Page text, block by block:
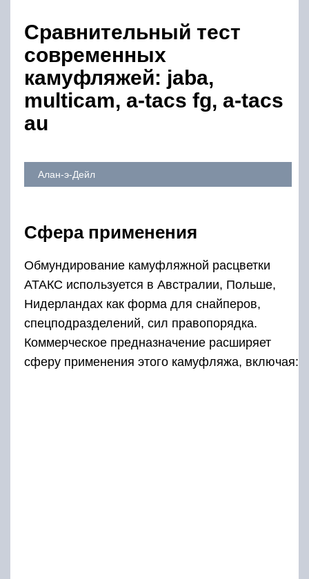
Сравнительный тест
современных
камуфляжей: jaba,
multicam, a-tacs fg, a-tacs
au
Алан-э-Дейл
Сфера применения
Обмундирование камуфляжной расцветки
АТАКС используется в Австралии, Польше,
Нидерландах как форма для снайперов,
спецподразделений, сил правопорядка.
Коммерческое предназначение расширяет
сферу применения этого камуфляжа, включая: